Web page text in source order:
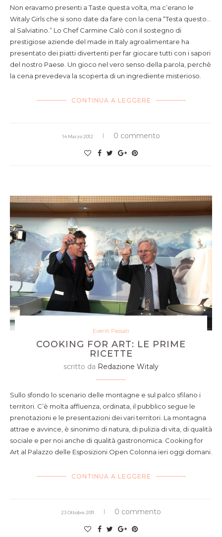
Non eravamo presenti a Taste questa volta, ma c’erano le
Witaly Girls che si sono date da fare con la cena “Testa questo…
al Salviatino.” Lo Chef Carmine Calò con il sostegno di
prestigiose aziende del made in Italy agroalimentare ha
presentato dei piatti divertenti per far giocare tutti con i sapori
del nostro Paese. Un gioco nel vero senso della parola, perchè
la cena prevedeva la scoperta di un ingrediente misterioso.
CONTINUA A LEGGERE
14 Marzo 2012 0 commento
Eventi Passati
COOKING FOR ART: LE PRIME
RICETTE
scritto da Redazione Witaly
Sullo sfondo lo scenario delle montagne e sul palco sfilano i
territori. C’è molta affluenza, ordinata, il pubblico segue le
prenotazioni e le presentazioni dei vari territori. La montagna
attrae e avvince, è sinonimo di natura, di pulizia di vita, di qualità
sociale e per noi anche di qualità gastronomica. Cooking for
Art al Palazzo delle Esposizioni Open Colonna ieri oggi domani.
CONTINUA A LEGGERE
23 Ottobre 2011 0 commento